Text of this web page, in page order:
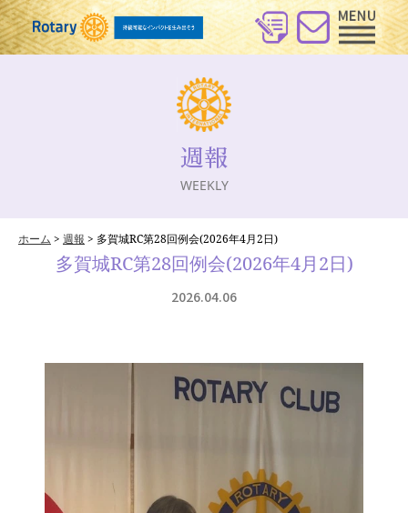
週報
WEEKLY
ホーム > 週報 > 多賀城RC第28回例会(2026年4月2日)
多賀城RC第28回例会(2026年4月2日)
2026.04.06